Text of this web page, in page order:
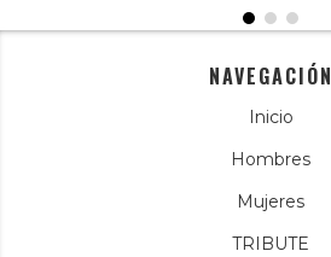
NAVEGACIÓN
Inicio
Hombres
Mujeres
TRIBUTE